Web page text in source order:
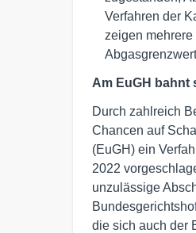
Verfahren der
zeigen
Am EuGH bahnt
Durch zahlreich
Chancen auf
(EuGH) ein
2022
unzulässige
die sich auch der